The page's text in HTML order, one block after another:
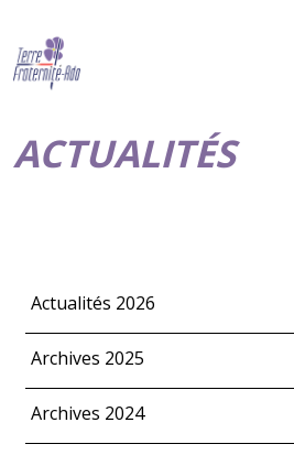
ACTUALITÉS
Actualités 2026
Archives 2025
Archives 2024